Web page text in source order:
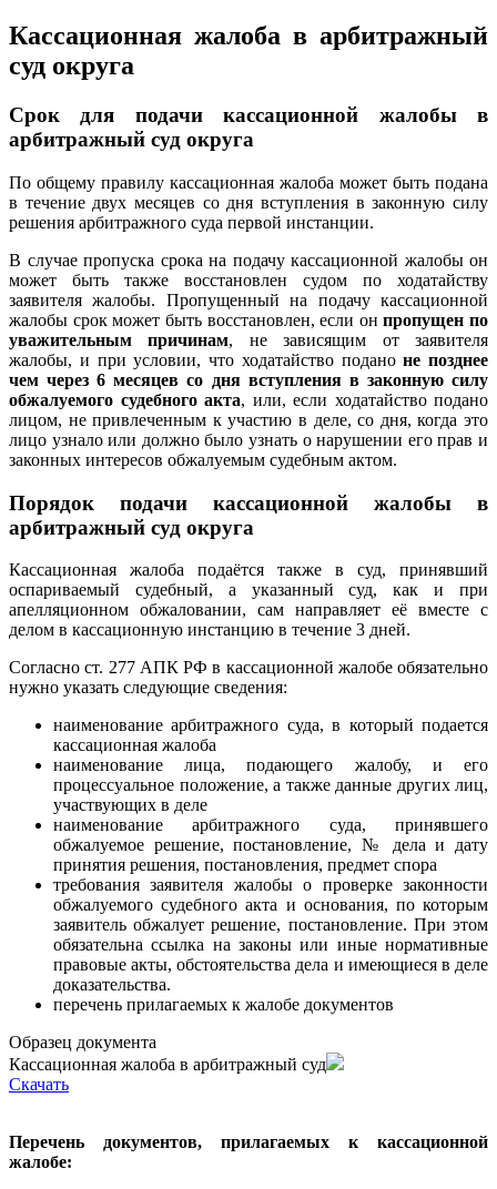
Кассационная жалоба в арбитражный
суд округа
Срок для подачи кассационной жалобы в
арбитражный суд округа
По общему правилу кассационная жалоба может быть подана
в течение двух месяцев со дня вступления в законную силу
решения арбитражного суда первой инстанции.
В случае пропуска срока на подачу кассационной жалобы он
может быть также восстановлен судом по ходатайству
заявителя жалобы. Пропущенный на подачу кассационной
жалобы срок может быть восстановлен, если онпропущен по
уважительным причинам, не зависящим от заявителя
жалобы, и при условии, что ходатайство поданоне позднее
чем через 6 месяцев со дня вступления в законную силу
обжалуемого судебного акта, или, если ходатайство подано
лицом, не привлеченным к участию в деле, со дня, когда это
лицо узнало или должно было узнать о нарушении его прав и
законных интересов обжалуемым судебным актом.
Порядок подачи кассационной жалобы в
арбитражный суд округа
Кассационная жалоба подаётся также в суд, принявший
оспариваемый судебный, а указанный суд, как и при
апелляционном обжаловании, сам направляет её вместе с
делом в кассационную инстанцию в течение 3 дней.
Согласно ст. 277 АПК РФ в кассационной жалобе обязательно
нужно указать следующие сведения:
наименование арбитражного суда, в который подается
кассационная жалоба
наименование лица, подающего жалобу, и его
процессуальное положение, а также данные других лиц,
участвующих в деле
наименование арбитражного суда, принявшего
обжалуемое решение, постановление, № дела и дату
принятия решения, постановления, предмет спора
требования заявителя жалобы о проверке законности
обжалуемого судебного акта и основания, по которым
заявитель обжалует решение, постановление. При этом
обязательна ссылка на законы или иные нормативные
правовые акты, обстоятельства дела и имеющиеся в деле
доказательства.
перечень прилагаемых к жалобе документов
Образец документа
Кассационная жалоба в арбитражный суд
Cкачать
Перечень документов, прилагаемых к кассационной
жалобе: